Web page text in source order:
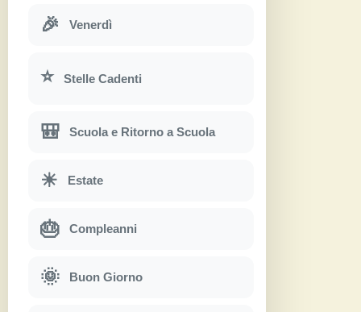
🎉 Venerdì
⭐ Stelle Cadenti
🎒 Scuola e Ritorno a Scuola
☀ Estate
🎂 Compleanni
🌞 Buon Giorno